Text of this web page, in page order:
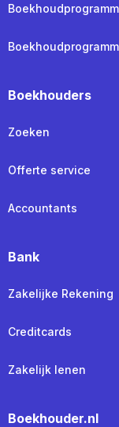
Boekhouders
Zoeken
Offerte service
Accountants
Bank
Zakelijke Rekening
Creditcards
Zakelijk lenen
Boekhouder.nl